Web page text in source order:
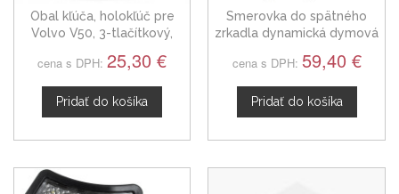
Obal kľúča, holokľúč pre
Volvo V50, 3-tlačítkový,
cena s DPH: 25,30 €
Pridať do košíka
Smerovka do spätného
zrkadla dynamická dymová
30716697
cena s DPH: 59,40 €
Pridať do košíka